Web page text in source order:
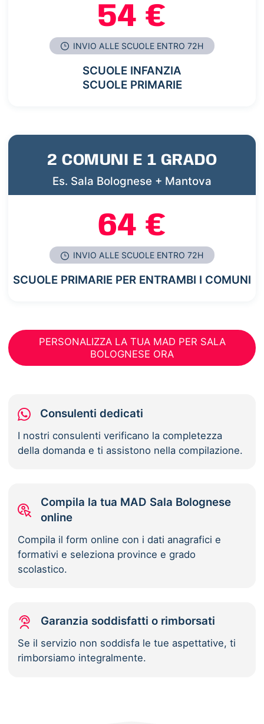
54 €
INVIO ALLE SCUOLE ENTRO 72H
SCUOLE INFANZIA
SCUOLE PRIMARIE
2 COMUNI E 1 GRADO
Es. Sala Bolognese + Mantova
64 €
INVIO ALLE SCUOLE ENTRO 72H
SCUOLE PRIMARIE PER ENTRAMBI I COMUNI
PERSONALIZZA LA TUA MAD PER SALA
BOLOGNESE ORA
Consulenti dedicati
I nostri consulenti verificano la completezza
della domanda e ti assistono nella compilazione.
Compila la tua MAD Sala Bolognese
online
Compila il form online con i dati anagrafici e
formativi e seleziona province e grado
scolastico.
Garanzia soddisfatti o rimborsati
Se il servizio non soddisfa le tue aspettative, ti
rimborsiamo integralmente.